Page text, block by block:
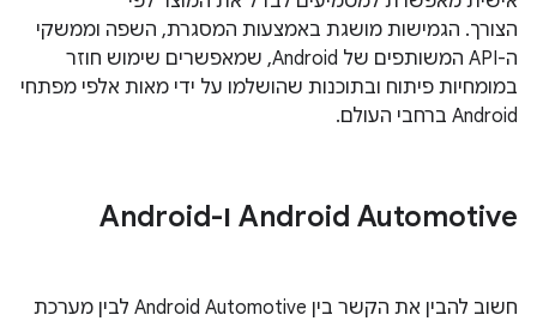
הצורך. הגמישות מושגת באמצעות המסגרת, השפה וממשקי
ה-API המשותפים של Android, שמאפשרים שימוש חוזר
במומחיות פיתוח ובתוכנות שהושלמו על ידי מאות אלפי מפתחי
Android ברחבי העולם.
‫Android Automotive ו-Android
חשוב להבין את הקשר בין Android Automotive לבין מערכת